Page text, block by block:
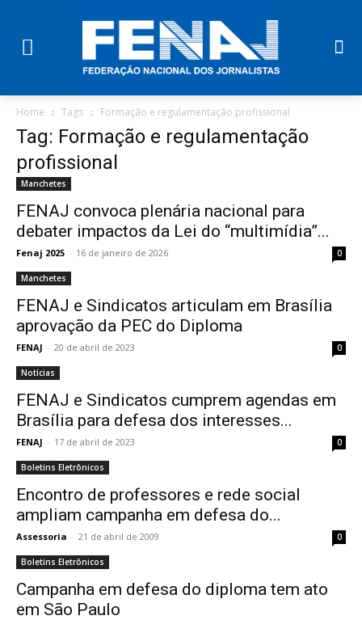
Home Tags Formação e regulamentação profissional
Tag: Formação e regulamentação
profissional
Manchetes
FENAJ convoca plenária nacional para
debater impactos da Lei do “multimídia”...
Fenaj 2025 - 16 de janeiro de 2026 0
Manchetes
FENAJ e Sindicatos articulam em Brasília
aprovação da PEC do Diploma
FENAJ - 20 de abril de 2023 0
Notícias
FENAJ e Sindicatos cumprem agendas em
Brasília para defesa dos interesses...
FENAJ - 17 de abril de 2023 0
Boletins Eletrônicos
Encontro de professores e rede social
ampliam campanha em defesa do...
Assessoria - 21 de abril de 2009 0
Boletins Eletrônicos
Campanha em defesa do diploma tem ato
em São Paulo